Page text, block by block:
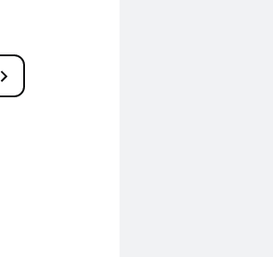
Bratsellerie mit Rosmarin
35 Min.